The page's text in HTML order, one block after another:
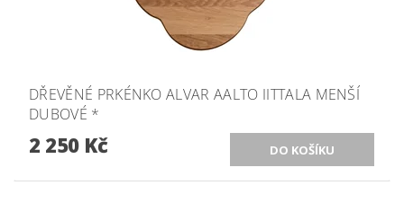
DŘEVĚNÉ PRKÉNKO ALVAR AALTO IITTALA MENŠÍ
DUBOVÉ *
2 250 Kč